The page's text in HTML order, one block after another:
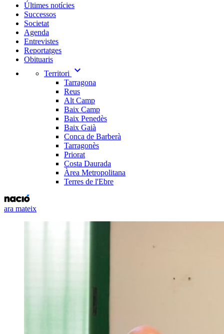
Últimes notícies
Successos
Societat
Agenda
Entrevistes
Reportatges
Obituaris
Territori
expand_more
Tarragona
Reus
Alt Camp
Baix Camp
Baix Penedès
Baix Gaià
Conca de Barberà
Tarragonès
Priorat
Costa Daurada
Àrea Metropolitana
Terres de l'Ebre
ara mateix